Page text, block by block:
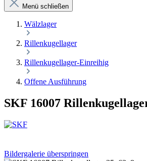
Menü schließen
Wälzlager
Rillenkugellager
Rillenkugellager-Einreihig
Offene Ausführung
SKF 16007
Bildergalerie überspringen